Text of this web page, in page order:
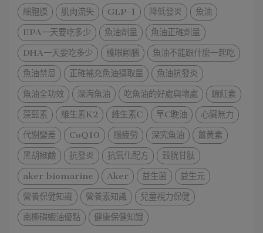
細胞膜
肌肉流失 GLP-1 降低發炎
魚油
EPA一天要吃多少
魚油劑量
魚油正確劑量
DHA一天要吃多少
護眼顧腦
魚油不能跟什麼一起吃
魚油禁忌
正確補充魚油攝取量
魚油抗發炎
魚油全功效
深海魚油 吃魚油的好處與壞處
蝦紅素
藻藍素
維生素K2 維生素C 早C晚油
心臟無力
代謝變差
CoQ10 腦疲勞 深究魚油
薑黃素
黑胡椒鹼
抗發炎 抗氧化配方
穀胱甘肽
aker biomarine
Aker 益生菌
益生元
營養保健知識
營養素知識
兒童視力保健
南極磷蝦油優點
健康保健知識